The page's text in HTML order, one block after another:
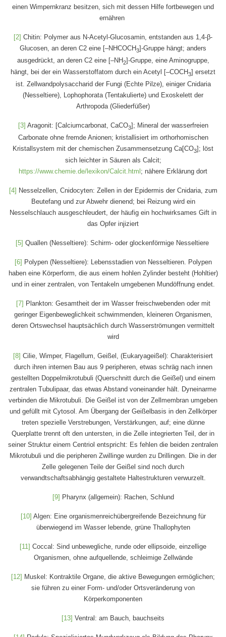
einen Wimpernkranz besitzen, sich mit dessen Hilfe fortbewegen und
ernähren
[2] Chitin: Polymer aus N-Acetyl-Glucosamin, entstanden aus 1,4-β-
Glucosen, an deren C2 eine [–NHCOCH3]-Gruppe hängt; anders
ausgedrückt, an deren C2 eine [–NH2]-Gruppe, eine Aminogruppe,
hängt, bei der ein Wasserstoffatom durch ein Acetyl [–COCH3] ersetzt
ist. Zellwandpolysaccharid der Fungi (Echte Pilze), einiger Cnidaria
(Nesseltiere), Lophophorata (Tentakulierte) und Exoskelett der
Arthropoda (Gliederfüßer)
[3] Aragonit: [Calciumcarbonat, CaCO3]; Mineral der wasserfreien
Carbonate ohne fremde Anionen; kristallisiert im orthorhomischen
Kristallsystem mit der chemischen Zusammensetzung Ca[CO3]; löst
sich leichter in Säuren als Calcit;
https://www.chemie.de/lexikon/Calcit.html ; nähere Erklärung dort
[4] Nesselzellen, Cnidocyten: Zellen in der Epidermis der Cnidaria, zum
Beutefang und zur Abwehr dienend; bei Reizung wird ein
Nesselschlauch ausgeschleudert, der häufig ein hochwirksames Gift in
das Opfer injiziert
[5] Quallen (Nesseltiere): Schirm- oder glockenförmige Nesseltiere
[6] Polypen (Nesseltiere): Lebensstadien von Nesseltieren. Polypen
haben eine Körperform, die aus einem hohlen Zylinder besteht (Hohltier)
und in einer zentralen, von Tentakeln umgebenen Mundöffnung endet.
[7] Plankton: Gesamtheit der im Wasser freischwebenden oder mit
geringer Eigenbeweglichkeit schwimmenden, kleineren Organismen,
deren Ortswechsel hauptsächlich durch Wasserströmungen vermittelt
wird
[8] Cilie, Wimper, Flagellum, Geißel, (Eukaryageißel): Charakterisiert
durch ihren internen Bau aus 9 peripheren, etwas schräg nach innen
gestellten Doppelmikrotubuli (Querschnitt durch die Geißel) und einem
zentralen Tubulipaar, das etwas Abstand voneinander hält. Dyneinarme
verbinden die Mikrotubuli. Die Geißel ist von der Zellmembran umgeben
und gefüllt mit Cytosol. Am Übergang der Geißelbasis in den Zellkörper
treten spezielle Verstrebungen, Verstärkungen, auf; eine dünne
Querplatte trennt oft den untersten, in die Zelle integrierten Teil, der in
seiner Struktur einem Centriol entspricht: Es fehlen die beiden zentralen
Mikrotubuli und die peripheren Zwillinge wurden zu Drillingen. Die in der
Zelle gelegenen Teile der Geißel sind noch durch
verwandtschaftsabhängig gestaltete Haltestrukturen verwurzelt.
[9] Pharynx (allgemein): Rachen, Schlund
[10] Algen: Eine organismenreichübergreifende Bezeichnung für
überwiegend im Wasser lebende, grüne Thallophyten
[11] Coccal: Sind unbewegliche, runde oder ellipsoide, einzellige
Organismen, ohne aufquellende, schleimige Zellwände
[12] Muskel: Kontraktile Organe, die aktive Bewegungen ermöglichen;
sie führen zu einer Form- und/oder Ortsveränderung von
Körperkomponenten
[13] Ventral: am Bauch, bauchseits